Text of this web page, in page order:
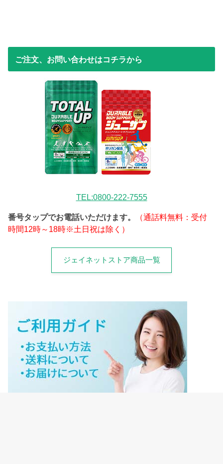
ご注文、お問い合わせはコチラから
TEL:0800-222-7555
番号タップでお電話いただけます。
（通話料無料：受付
時間12時～18時※土日祝は除く）
ジェイネットストア商品一覧